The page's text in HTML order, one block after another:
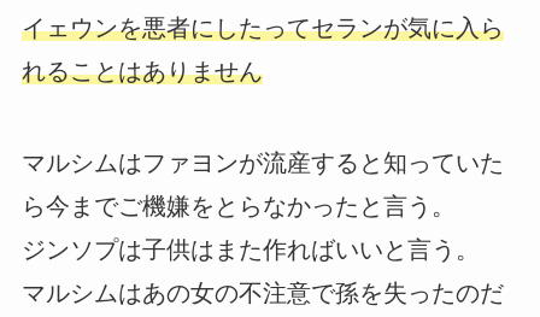
イェウンを悪者にしたってセランが気に入ら
れることはありません
マルシムはファヨンが流産すると知っていた
ら今までご機嫌をとらなかったと言う。
ジンソプは子供はまた作ればいいと言う。
マルシムはあの女の不注意で孫を失ったのだ